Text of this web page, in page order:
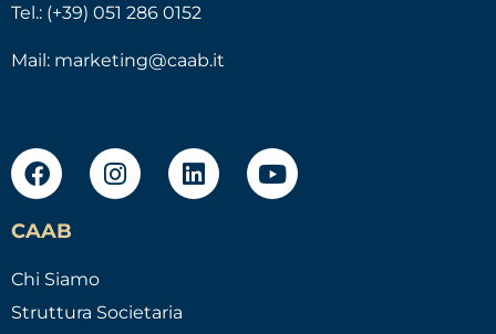
Tel.: (+39) 051 286 0152
Mail: marketing@caab.it
CAAB
Chi Siamo
Struttura Societaria